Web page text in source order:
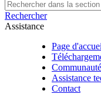
Rechercher
Assistance
Page
Communauté
Assistance
Contact